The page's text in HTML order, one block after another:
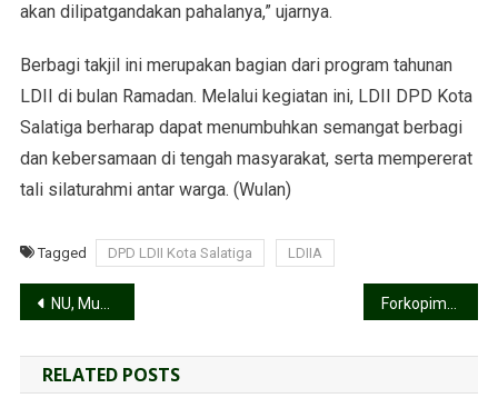
akan dilipatgandakan pahalanya,” ujarnya.
Berbagi takjil ini merupakan bagian dari program tahunan
LDII di bulan Ramadan. Melalui kegiatan ini, LDII DPD Kota
Salatiga berharap dapat menumbuhkan semangat berbagi
dan kebersamaan di tengah masyarakat, serta mempererat
tali silaturahmi antar warga. (Wulan)
Tagged DPD LDII Kota Salatiga LDIIA
NU, Muhammadiyah dan LDII Berkolaborasi Gelar Santunan Anak Yatim, Pramono Anung: Sifat Empati Itu yang Paling Utama Forkopimcam Pedan Gelar Apel Gelar Pasukan, LDII dan PERSINAS ASAD Turut Hadir
RELATED POSTS